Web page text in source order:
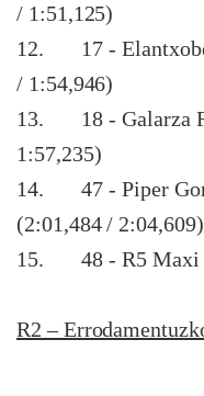
/ 1:51,125)
12. 17 - Elantxobe
/ 1:54,946)
13. 18 - Galarza
1:57,235)
14. 47 - Piper
(2:01,484 / 2:04,609)
15. 48 - R5 Maxi
R2 –